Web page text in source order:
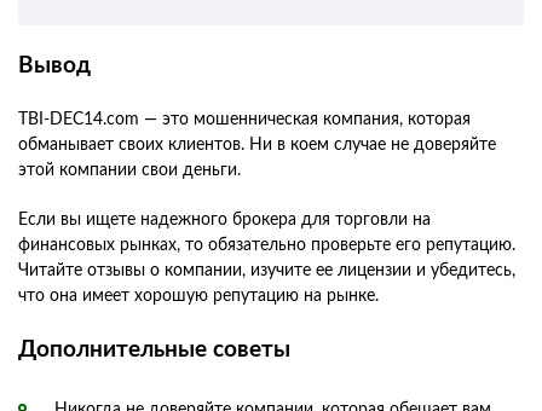
Вывод
TBI-DEC14.com — это мошенническая компания, которая
обманывает своих клиентов. Ни в коем случае не доверяйте
этой компании свои деньги.
Если вы ищете надежного брокера для торговли на
финансовых рынках, то обязательно проверьте его репутацию.
Читайте отзывы о компании, изучите ее лицензии и убедитесь,
что она имеет хорошую репутацию на рынке.
Дополнительные советы